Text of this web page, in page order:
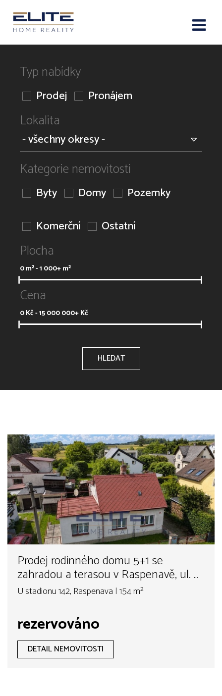
Typ nabídky
Prodej Pronájem
Lokalita
Kategorie nemovitosti
Byty Domy
Pozemky
Komerční
Ostatní
Plocha
0m² -1 000+m²
Cena
0Kč -15 000 000+Kč
HLEDAT
Prodej rodinného domu 5+1 se
zahradou a terasou v Raspenavě, ul. U
stadionu
U stadionu 142, Raspenava | 154 m²
rezervováno
DETAIL NEMOVITOSTI